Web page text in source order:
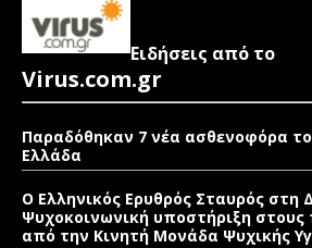
Ειδήσεις από το
Virus.com.gr
Παραδόθηκαν 7 νέα ασθενοφόρα
Ελλάδα
Ο Ελληνικός Ερυθρός Σταυρός στη
Ψυχοκοινωνική υποστήριξη
από την Κινητή Μονάδα Ψυχικής